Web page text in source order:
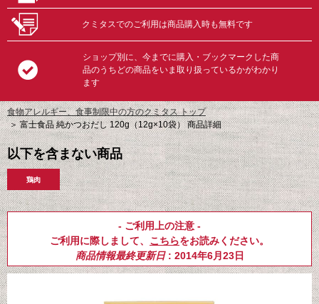
クミタスでのご利用は商品購入時も無料です
ショップ別に、今までに購入・ブックマークした商
品のうちどの商品をいま取り扱っているかがわかり
ます
食物アレルギー、食事制限中の方のクミタス トップ
＞富士食品 純かつおだし 120g（12g×10袋） 商品詳細
以下を含まない商品
鶏肉
- ご利用上の注意 -
ご利用に際しまして、 こちらをお読みください。
商品情報最終更新日: 2014年6月23日